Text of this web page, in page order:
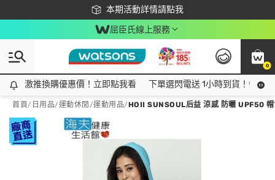
本期活動詳情請點我
下載app最高回饋$350
屈臣氏線上服務
0
激推換購優惠價！立即點我看
激推換購優惠價！立即點我看 下單選閃電送 1小時到貨！領神
首頁/ 日用品/運動休閒 /運動用品/HOII SUNSOUL后益 涼感 防曬 UPF50